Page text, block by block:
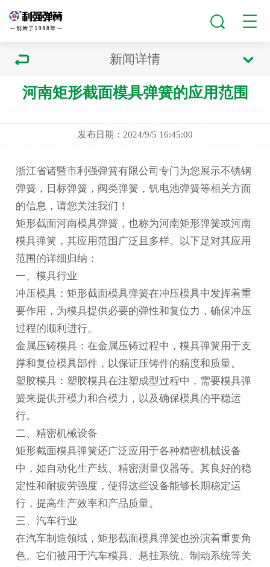
新闻详情
河南矩形截面模具弹簧的应用范围
发布日期：2024/9/5 16:45:00
浙江省诸暨市利强弹簧有限公司专门为您展示不锈钢
弹簧 ，日标弹簧，阀类弹簧，钒电池弹簧等相关方面
的信息，请您关注我们！
矩形截面河南模具弹簧 ，也称为河南矩形弹簧或河南
模具弹簧 ，其应用范围广泛且多样。以下是对其应用
范围的详细归纳：
一、模具行业
冲压模具：矩形截面模具弹簧在冲压模具中发挥着重
要作用，为模具提供必要的弹性和复位力，确保冲压
过程的顺利进行。
金属压铸模具：在金属压铸过程中，模具弹簧用于支
撑和复位模具部件，以保证压铸件的精度和质量。
塑胶模具：塑胶模具在注塑成型过程中，需要模具弹
簧来提供开模力和合模力，以及确保模具的平稳运
行。
二、精密机械设备
矩形截面模具弹簧还广泛应用于各种精密机械设备
中，如自动化生产线、精密测量仪器等。其良好的稳
定性和耐疲劳强度，使得这些设备能够长期稳定运
行，提高生产效率和产品质量。
三、汽车行业
在汽车制造领域，矩形截面模具弹簧也扮演着重要角
色。它们被用于汽车模具、悬挂系统、制动系统等关